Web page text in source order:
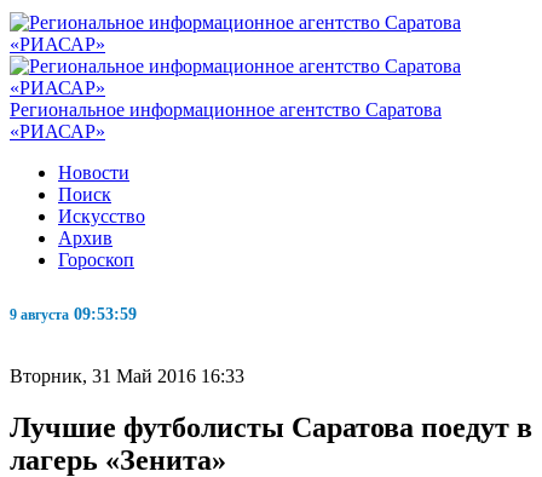
Региональное информационное агентство Саратова
«РИАСАР»
Новости
Поиск
Искусство
Архив
Гороскоп
9 августа 09:54:00
Вторник, 31 Май 2016 16:33
Лучшие футболисты Саратова поедут в
лагерь «Зенита»